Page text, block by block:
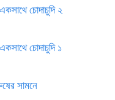
চোদাচুদি ২
চোদাচুদি ১
সামনে